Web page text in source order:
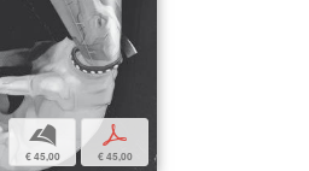
b
€ 45,00
p
€ 45,00